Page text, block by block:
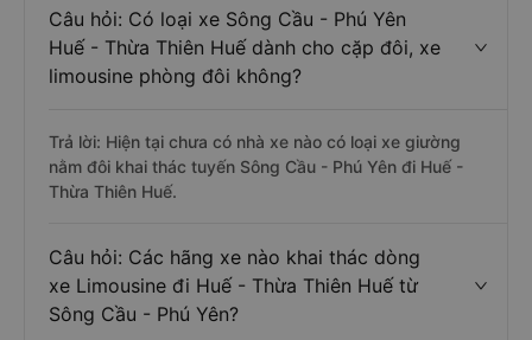
Câu hỏi: Có loại xe Sông Cầu - Phú Yên
Huế - Thừa Thiên Huế dành cho cặp đôi, xe
limousine phòng đôi không?
Trả lời: Hiện tại chưa có nhà xe nào có loại xe giường
nằm đôi khai thác tuyến Sông Cầu - Phú Yên đi Huế -
Thừa Thiên Huế.
Câu hỏi: Các hãng xe nào khai thác dòng
xe Limousine đi Huế - Thừa Thiên Huế từ
Sông Cầu - Phú Yên?